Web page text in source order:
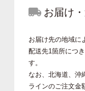
お届け
お届け先の地域に
配送先1箇所につ
す。
なお、北海道、沖
ラインのご注文金